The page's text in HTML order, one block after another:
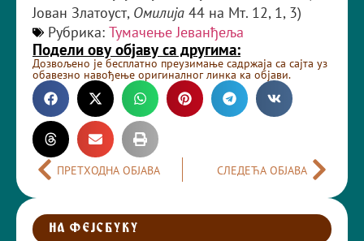
Јован Златоуст, Омилија 44 на Мт. 12, 1, 3)
Рубрика: Тумачење Јеванђеља
Подели ову објаву са другима:
Дозвољено је бесплатно преузимање садржаја са сајта уз
обавезно навођење оригиналног линка ка објави.
ПРЕТХОДНА ОБЈАВА СЛЕДЕЋА ОБЈАВА
НА ФЕЈСБУКУ